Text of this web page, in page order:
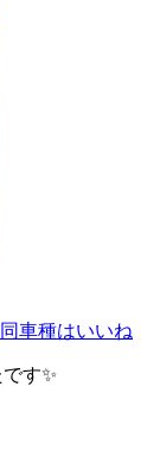
車種はいいね
す✨️